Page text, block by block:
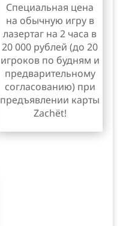
Специальная цена
на обычную игру в
лазертаг на 2 часа в
20 000 рублей (до 20
игроков по будням и
предварительному
согласованию) при
предъявлении карты
Zachёt!